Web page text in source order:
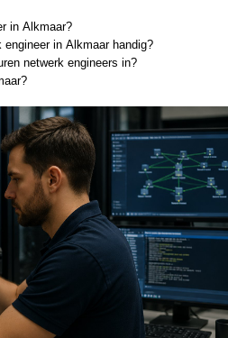
in Alkmaar?
in Alkmaar handig?
netwerk engineers in?